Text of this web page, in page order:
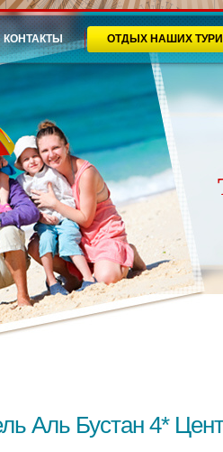
КОНТАКТЫ ОТДЫХ НАШИХ
Аль Бустан 4*